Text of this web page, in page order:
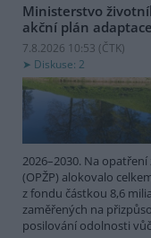
Ministerstvo
akční plán
7.8.2026 10:53 (ČTK)
Diskuse: 2
2026–2030. Na
(OPŽP) alokovalo
z fondu částkou 8,6
zaměřených na
posilování odolnosti